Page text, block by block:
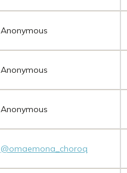
Anonymous
Anonymous
Anonymous
@omaemona_choroq